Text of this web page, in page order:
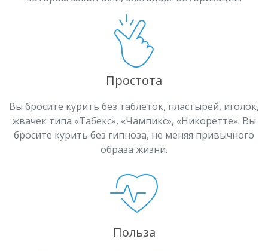
Простота
Вы бросите курить без таблеток, пластырей, иголок,
жвачек типа «Табекс», «Чампикс», «Никоретте». Вы
бросите курить без гипноза, не меняя привычного
образа жизни.
Польза